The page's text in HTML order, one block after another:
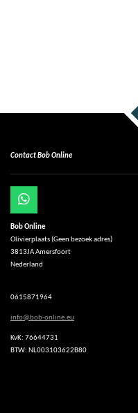
Contact Bob Online
W
h
a
t
s
A
p
Bob Online
Olivierplaats (Geen bezoek adres)
3813JA Amersfoort
Nederland
0615871964
info@bob-online.eu
KvK: 76644731
BTW: NL003103622B80